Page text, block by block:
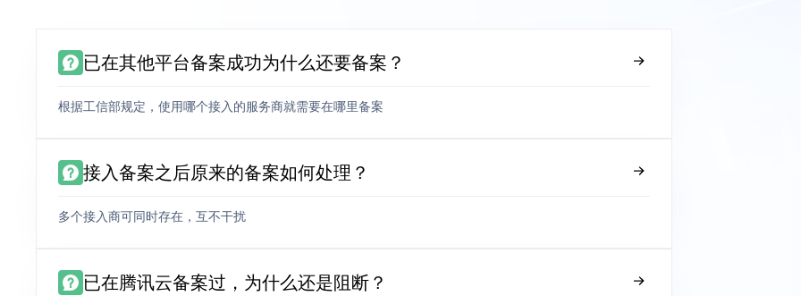
已在其他平台备案成功为什么还要备案？
根据工信部规定，使用哪个接入的服务商就需要在哪里备案
接入备案之后原来的备案如何处理？
多个接入商可同时存在，互不干扰
已在腾讯云备案过，为什么还是阻断？